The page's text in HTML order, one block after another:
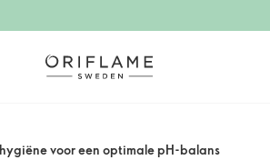
voor een optimale pH-balans